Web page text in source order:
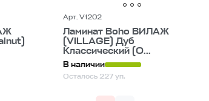
Арт. V1202
Ламинат Boho ВИЛАЖ
(VILLAGE) Дуб
Классический (O...
В наличии
Осталось 227 уп.